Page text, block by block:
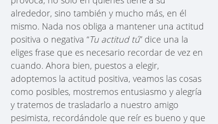
alrededor, sino también y mucho más, en él
mismo. Nada nos obliga a mantener una actitud
positiva o negativa “Tu actitud tú” dice una la
eliges frase que es necesario recordar de vez en
cuando. Ahora bien, puestos a elegir,
adoptemos la actitud positiva, veamos las cosas
como posibles, mostremos entusiasmo y alegría
y tratemos de trasladarlo a nuestro amigo
pesimista, recordándole que reír es bueno y que